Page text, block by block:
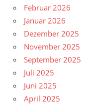
Februar 2026
Januar 2026
Dezember 2025
November 2025
September 2025
Juli 2025
Juni 2025
April 2025